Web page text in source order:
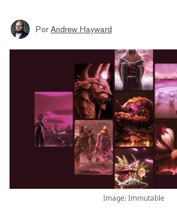
Por Andrew Hayward
Image: Immutable